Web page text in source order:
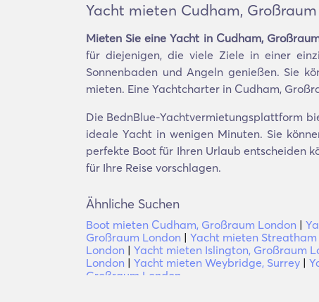
Yacht mieten Cudham,
Mieten Sie eine Yacht in Cudham,
für diejenigen, die viele Ziele in einer
Sonnenbaden und Angeln genießen. Sie
mieten. Eine Yachtcharter in Cudham,
Die BednBlue-Yachtvermietungsplattform
ideale Yacht in wenigen Minuten. Sie
perfekte Boot für Ihren Urlaub entscheiden
für Ihre Reise vorschlagen.
Ähnliche Suchen
Boot mieten Cudham, Großraum London |
Großraum London | Yacht mieten
London | Yacht mieten Islington, Großraum
London | Yacht mieten Weybridge, Surrey |
Großraum London